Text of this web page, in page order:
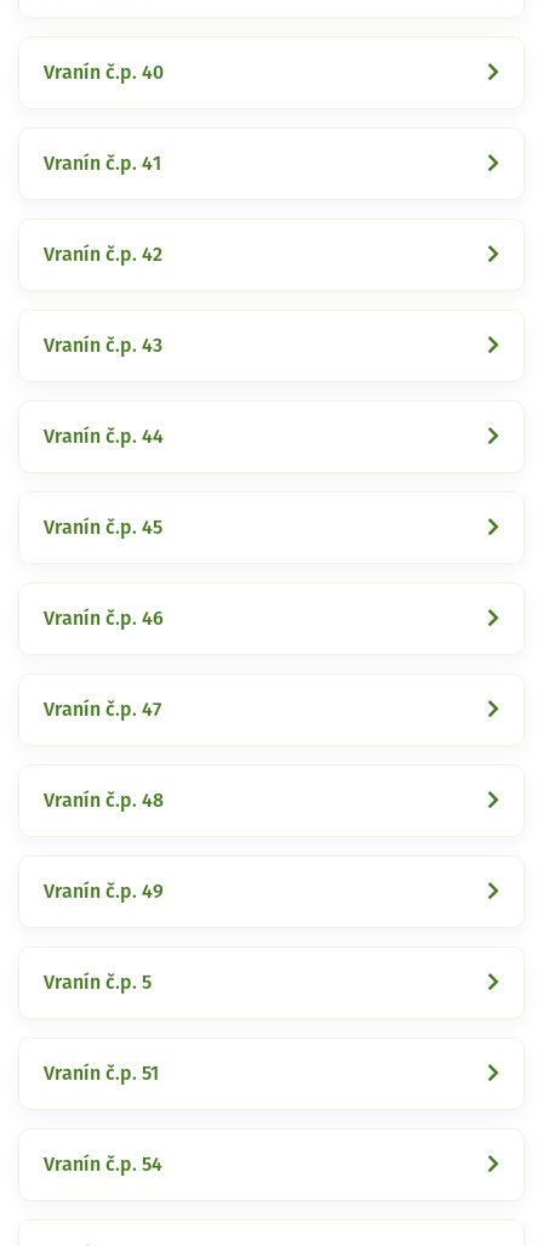
Vranín č.p. 40
Vranín č.p. 41
Vranín č.p. 42
Vranín č.p. 43
Vranín č.p. 44
Vranín č.p. 45
Vranín č.p. 46
Vranín č.p. 47
Vranín č.p. 48
Vranín č.p. 49
Vranín č.p. 5
Vranín č.p. 51
Vranín č.p. 54